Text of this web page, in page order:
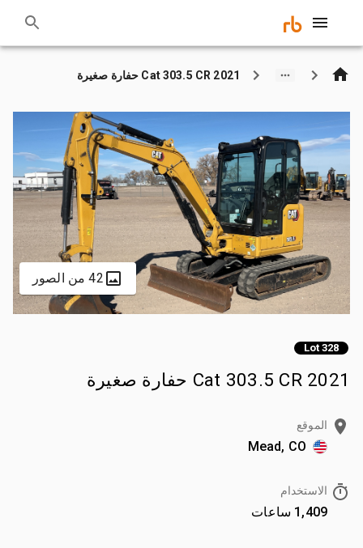
2021 Cat 303.5 CR حفارة صغيرة
42 من الصور
Lot 328
2021 Cat 303.5 CR حفارة صغيرة
الموقع
Mead, CO
الاستخدام
1,409 ساعات